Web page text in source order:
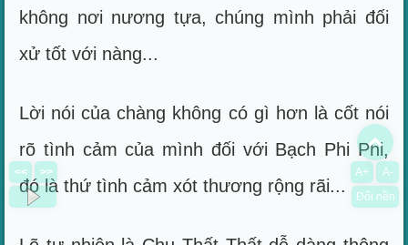
không nơi nương tựa, chúng mình phải đối
xử tốt với nàng...
Lời nói của chàng không có gì hơn là cốt nói
rõ tình cảm của mình đối với Bạch Phi Phi,
đó là thứ tình cảm xót thương rộng rãi...
>>
<< A+
A-
Đổi nền